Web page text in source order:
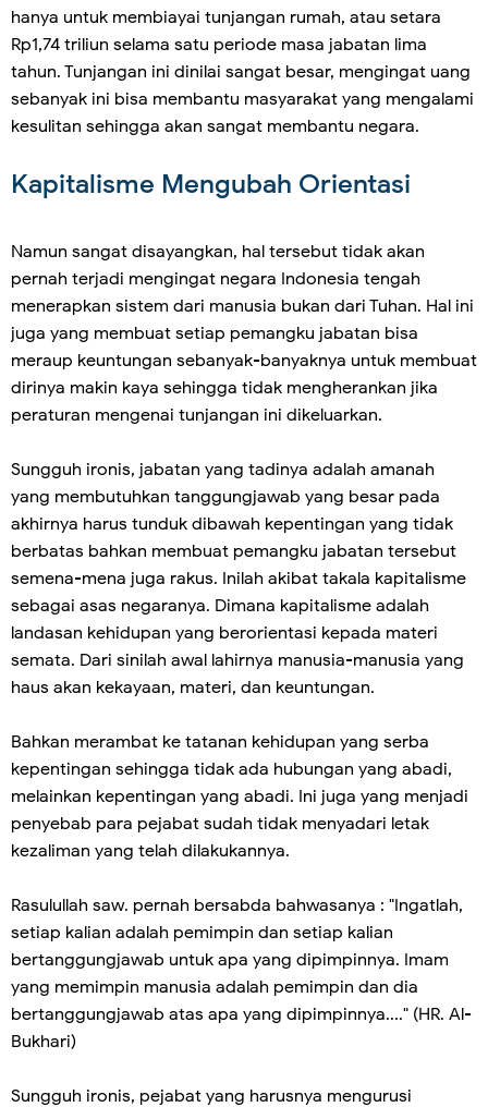
hanya untuk membiayai tunjangan rumah, atau setara
Rp1,74 triliun selama satu periode masa jabatan lima
tahun. Tunjangan ini dinilai sangat besar, mengingat uang
sebanyak ini bisa membantu masyarakat yang mengalami
kesulitan sehingga akan sangat membantu negara.
Kapitalisme Mengubah Orientasi
Namun sangat disayangkan, hal tersebut tidak akan
pernah terjadi mengingat negara Indonesia tengah
menerapkan sistem dari manusia bukan dari Tuhan. Hal ini
juga yang membuat setiap pemangku jabatan bisa
meraup keuntungan sebanyak-banyaknya untuk membuat
dirinya makin kaya sehingga tidak mengherankan jika
peraturan mengenai tunjangan ini dikeluarkan.
Sungguh ironis, jabatan yang tadinya adalah amanah
yang membutuhkan tanggungjawab yang besar pada
akhirnya harus tunduk dibawah kepentingan yang tidak
berbatas bahkan membuat pemangku jabatan tersebut
semena-mena juga rakus. Inilah akibat takala kapitalisme
sebagai asas negaranya. Dimana kapitalisme adalah
landasan kehidupan yang berorientasi kepada materi
semata. Dari sinilah awal lahirnya manusia-manusia yang
haus akan kekayaan, materi, dan keuntungan.
Bahkan merambat ke tatanan kehidupan yang serba
kepentingan sehingga tidak ada hubungan yang abadi,
melainkan kepentingan yang abadi. Ini juga yang menjadi
penyebab para pejabat sudah tidak menyadari letak
kezaliman yang telah dilakukannya.
Rasulullah saw. pernah bersabda bahwasanya : "Ingatlah,
setiap kalian adalah pemimpin dan setiap kalian
bertanggungjawab untuk apa yang dipimpinnya. Imam
yang memimpin manusia adalah pemimpin dan dia
bertanggungjawab atas apa yang dipimpinnya...." (HR. Al-
Bukhari)
Sungguh ironis, pejabat yang harusnya mengurusi